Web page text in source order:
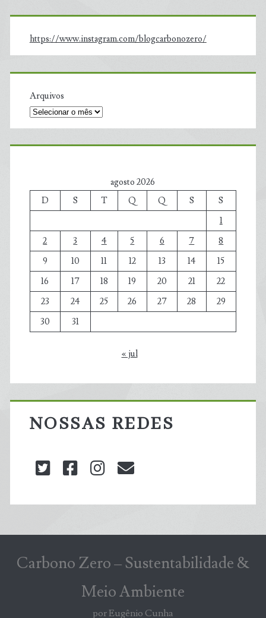
https://www.instagram.com/blogcarbonozero/
Arquivos
agosto 2026
D
S T Q Q S
S
1
2
3 4 5 6 7
8
9
10 11 12 13 14
15
16
17 18 19 20 21
22
23
24 25 26 27 28
29
30
31
« jul
NOSSAS REDES
twitterfacebookinstagram
Carbono Zero – Sustentabilidade &
Meio Ambiente
por Eugênio Cunha